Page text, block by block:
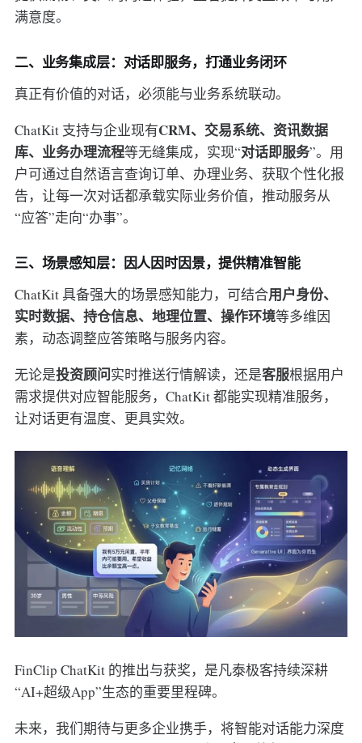
满意度。
二、业务集成层：对话即服务，打通业务闭环
真正有价值的对话，必须能与业务系统联动。
ChatKit 支持与企业现有CRM、交易系统、资讯数据
库、业务办理流程等无缝集成，实现“对话即服务”。用
户可通过自然语言查询订单、办理业务、获取个性化报
告，让每一次对话都承载实际业务价值，推动服务从
“应答”走向“办事”。
三、场景感知层：因人因时因景，提供精准智能
ChatKit 具备强大的场景感知能力，可结合用户身份、
实时数据、持仓信息、地理位置、操作环境等多维因
素，动态调整应答策略与服务内容。
无论是投资顾问实时推送行情解读，还是客服根据用户
需求提供对应智能服务，ChatKit 都能实现精准服务，
让对话更有温度、更具实效。
FinClip ChatKit 的推出与获奖，是凡泰极客持续深耕
“AI+超级App”生态的重要里程碑。
未来，我们期待与更多企业携手，将智能对话能力深度